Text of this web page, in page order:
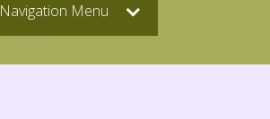
Navigation Menu